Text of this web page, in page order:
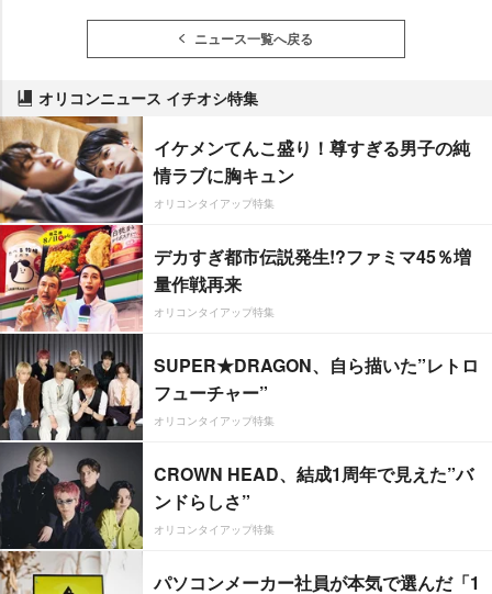
ニュース一覧へ戻る
オリコンニュース イチオシ特集
イケメンてんこ盛り！尊すぎる男子の純
情ラブに胸キュン
オリコンタイアップ特集
デカすぎ都市伝説発生!?ファミマ45％増
量作戦再来
オリコンタイアップ特集
SUPER★DRAGON、自ら描いた”レトロ
フューチャー”
オリコンタイアップ特集
CROWN HEAD、結成1周年で見えた”バ
ンドらしさ”
オリコンタイアップ特集
パソコンメーカー社員が本気で選んだ「1